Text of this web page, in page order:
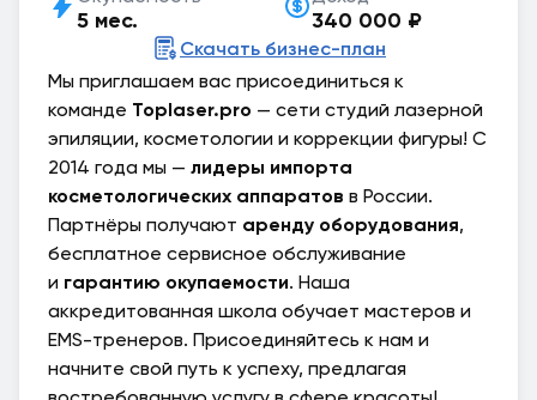
5 мес. 340 000 ₽
Мы приглашаем вас присоединиться к
команде Toplaser.pro — сети студий лазерной
эпиляции, косметологии и коррекции фигуры! С
2014 года мы — лидеры импорта
косметологических аппаратов в России.
Партнёры получают аренду оборудования,
бесплатное сервисное обслуживание
и гарантию окупаемости. Наша
аккредитованная школа обучает мастеров и
EMS-тренеров. Присоединяйтесь к нам и
начните свой путь к успеху, предлагая
Скачать бизнес-план